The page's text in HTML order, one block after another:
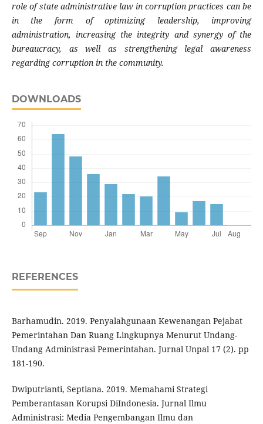
role of state administrative law in corruption practices can be
in the form of optimizing leadership, improving
administration, increasing the integrity and synergy of the
bureaucracy, as well as strengthening legal awareness
regarding corruption in the community.
DOWNLOADS
REFERENCES
Barhamudin. 2019. Penyalahgunaan Kewenangan Pejabat
Pemerintahan Dan Ruang Lingkupnya Menurut Undang-
Undang Administrasi Pemerintahan. Jurnal Unpal 17 (2). pp
181-190.
Dwiputrianti, Septiana. 2019. Memahami Strategi
Pemberantasan Korupsi DiIndonesia. Jurnal Ilmu
Administrasi: Media Pengembangan Ilmu dan